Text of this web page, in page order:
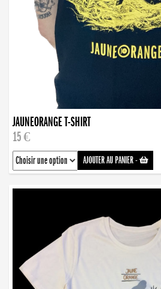
JAUNEORANGE T-SHIRT
15 €
AJOUTER AU PANIER-